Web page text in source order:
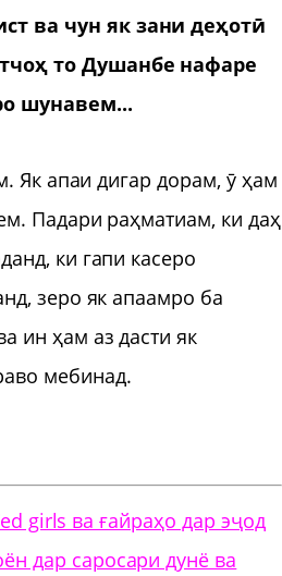
ва чун як зани деҳотӣ
то Душанбе нафаре
шунавем...
Як апаи дигар дорам, ӯ ҳам
Падари раҳматиам, ки даҳ
ки гапи касеро
зеро як апаамро ба
ин ҳам аз дасти як
мебинад.
girls ва ғайраҳо дар эҷод
дар саросари дунё ва